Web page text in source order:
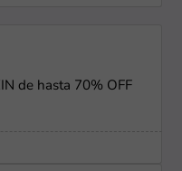
de hasta 70% OFF